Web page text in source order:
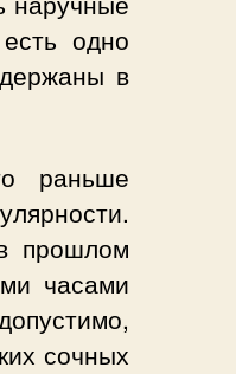
одно
в
раньше
прошлом
часами
сочных